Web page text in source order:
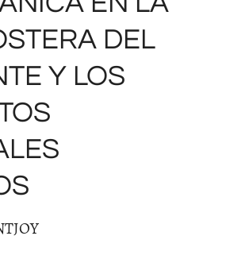
DEL
Y LOS